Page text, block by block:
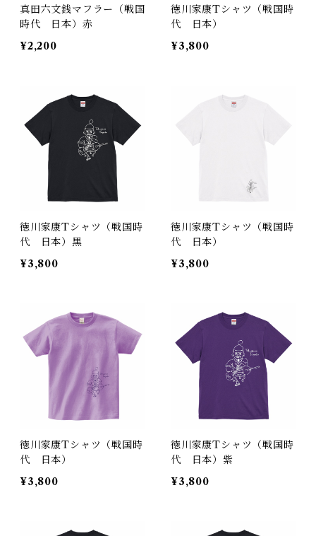
真田六文銭マフラー（戦国
時代 日本）赤
¥2,200
徳川家康Tシャツ（戦国時
代 日本）
¥3,800
徳川家康Tシャツ（戦国時
代 日本）黒
¥3,800
徳川家康Tシャツ（戦国時
代 日本）
¥3,800
徳川家康Tシャツ（戦国時
代 日本）
¥3,800
徳川家康Tシャツ（戦国時
代 日本）紫
¥3,800